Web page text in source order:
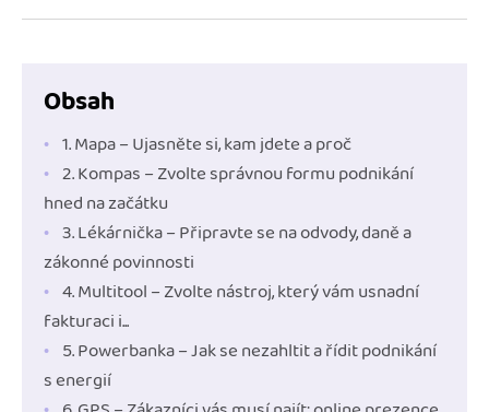
Obsah
1. Mapa – Ujasněte si, kam jdete a proč
2. Kompas – Zvolte správnou formu podnikání
hned na začátku
3. Lékárnička – Připravte se na odvody, daně a
zákonné povinnosti
4. Multitool – Zvolte nástroj, který vám usnadní
fakturaci i...
5. Powerbanka – Jak se nezahltit a řídit podnikání
s energií